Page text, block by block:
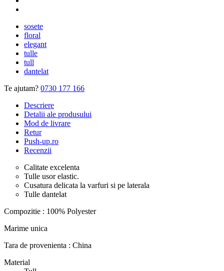
sosete
floral
elegant
tulle
tull
dantelat
Te ajutam? 0730 177 166
Descriere
Detalii ale produsului
Mod de livrare
Retur
Push-up.ro
Recenzii
Calitate excelenta
Tulle usor elastic.
Cusatura delicata la varfuri si pe laterala
Tulle dantelat
Compozitie : 100% Polyester
Marime unica
Tara de provenienta : China
Material